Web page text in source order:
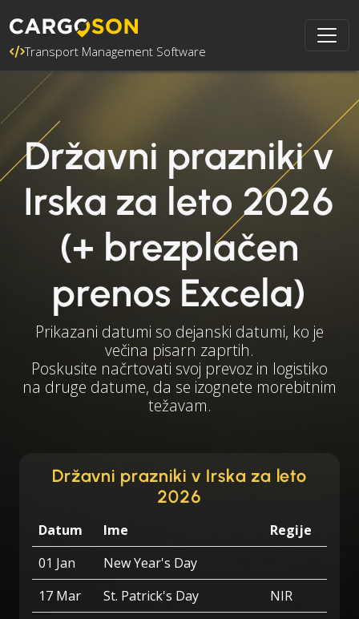
Transport Management Software
Državni prazniki v
Irska za leto 2026
(+ brezplačen
prenos Excela)
Prikazani datumi so dejanski datumi, ko je
večina pisarn zaprtih.
Poskusite načrtovati svoj prevoz in logistiko
na druge datume, da se izognete morebitnim
težavam.
Državni prazniki v Irska za leto
2026
Datum Ime
Regije
01 Jan
New Year's Day
17 Mar
St. Patrick's Day
NIR